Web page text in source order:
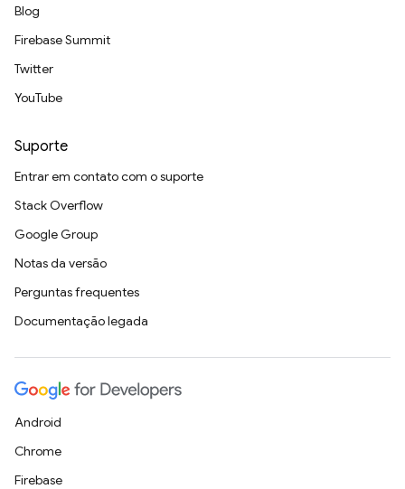
Blog
Firebase Summit
Twitter
YouTube
Suporte
Entrar em contato com o suporte
Stack Overflow
Google Group
Notas da versão
Perguntas frequentes
Documentação legada
Android
Chrome
Firebase